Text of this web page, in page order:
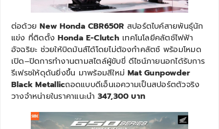
ต่อด้วยNew Honda CBR650R สปอร์ตไบค์สายพันธุ์นัก
แข่ง ที่ติดตั้งHonda E-Clutchเทคโนโลยีคลัตช์ไฟฟ้า
อัจฉริยะ ช่วยให้บิดมันส์ได้โดยไม่ต้องกำคลัตช์ พร้อมโหมด
เปิด–ปิดการทำงานตามสไตล์ผู้ขับขี่ ดีไซน์ภายนอกได้รับการ
รีเฟรชให้ดุดันยิ่งขึ้น มาพร้อมสีใหม่Mat Gunpowder
Black Metallicถอดแบบดีเอ็นเอความเป็นสปอร์ตตัวจริง
วางจำหน่ายในราคาแนะนำ 347,300 บาท